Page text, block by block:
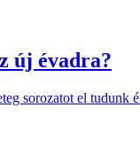
új évadra?
sorozatot el tudunk